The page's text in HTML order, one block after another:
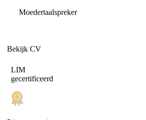
Moedertaalspreker
Bekijk CV
LIM
gecertificeerd